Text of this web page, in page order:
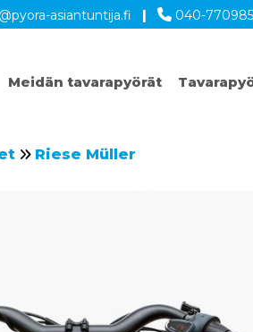
asiantuntija.fi | 040-
Meidän tavarapyörät
Riese Müller